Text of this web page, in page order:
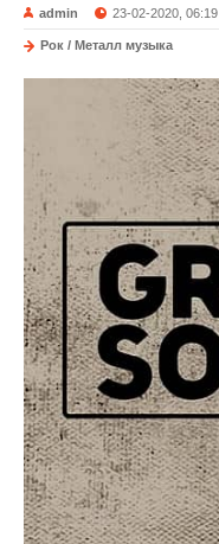
admin 23-02-2020, 06:19
Рок / Металл музыка